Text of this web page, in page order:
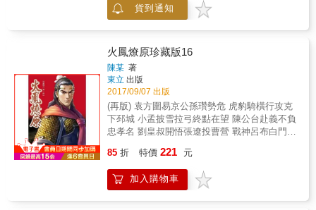
膩呈現家庭、人情與時代的交錯記憶。《80年
代事件簿》不只是個人成長記事，更是一部屬
於整個世代的台灣青春紀錄片式漫畫。還有，
小莊以導演般的鏡頭感，描繪1980年代台灣的
城市風景——從光華商場、錄影帶出租店、電
玩機台，到錄音帶、漫畫書與《星際大戰》的
銀幕震撼。這些場景不只是懷舊符號，更是構
成一代人成長記憶的生活細節。作品中穿插家
庭與青春的細膩情感，像〈老爸的一件小事〉
那樣溫柔克制，又在〈錄影帶〉與〈大型機台
電動玩具〉中重現那個科技萌芽與慾望初現的
時代樣貌。畫面兼具紀錄感與電影感，文字節
制而真切，捕捉了「我們曾經擁有卻再也回不
去」的台灣八○年代——一個剛學會自由、也學
會孤獨的青春時代。
鎮〉首度改編漫畫，豐厚原作的跨時代演繹。
2. 收錄漫畫家阮光民、台灣文學研究者廖振富
對談，文學研究與漫畫創作跨域對話。 & 真情
推薦 & 劉抒苑（龍瑛宗文學藝術教育基金會執
行長） 王惠珍（國立清華大學台灣文學研究所
教授） 關首奇（里昂第三大學副教授、台灣文
學譯者） 謝東霖（漫畫家） 柳廣成（漫畫家）
曾耀慶（漫畫家） 陳怡靜（自由撰稿人、《大
人的漫畫社》主持人） 水瓶子（青田七六文化
長） 李桐豪（作家） 曹瑞原（導演） &
貨到通知
火鳳燎原珍藏版16
陳某 著
東立 出版
2017/09/07 出版
(再版) 袁方圍易京公孫瓚勢危 虎豹騎橫行攻克
下邳城 小孟披雪拉弓終點在望 陳公台赴義不負
忠孝名 劉皇叔開悟張遼投曹營 戰神呂布白門樓
85 折 特價 221 元
加入購物車